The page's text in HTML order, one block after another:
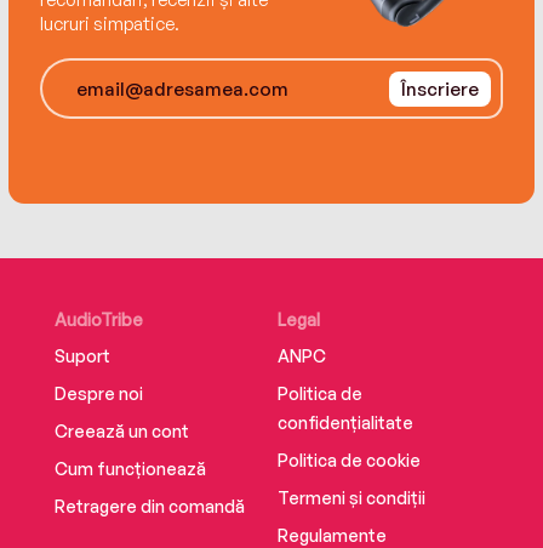
imbogatite de sens.“
Editura Nemira
978-606-43-0345-5
lucruri simpatice.
Înscriere
AudioTribe
Suport
Despre noi
Creează un cont
Cum funcționează
Retragere din comandă
Legal
ANPC
Politica de
confidențialitate
Politica de cookie
Termeni și condiții
Regulamente